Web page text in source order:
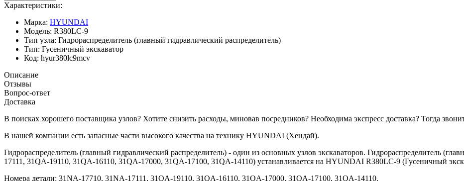
Характеристики:
Марка: HYUNDAI
Модель: R380LC-9
Тип узла: Гидрораспределитель (главный гидравлический распределитель)
Тип: Гусеничный экскаватор
Код: hyur380lc9mcv
Описание
Отзывы
Вопрос-ответ
Доставка
В поисках хорошего поставщика узлов? Хотите снизить расходы, миновав посредников? Необходима экспресс доставка? Тогда
В нашей компании есть запасные части высокого качества на технику HYUNDAI (Хендай).
Гидрораспределитель (главный гидравлический распределитель) - один из основных узлов экскаваторов. Гидрораспределитель
17111, 31QA-19110, 31QA-16110, 31QA-17000, 31QA-17100, 31QA-14110) устанавливается на HYUNDAI R380LC-9 (Гусеничный
Номера детали: 31NA-17710, 31NA-17111, 31QA-19110, 31QA-16110, 31QA-17000, 31QA-17100, 31QA-14110.